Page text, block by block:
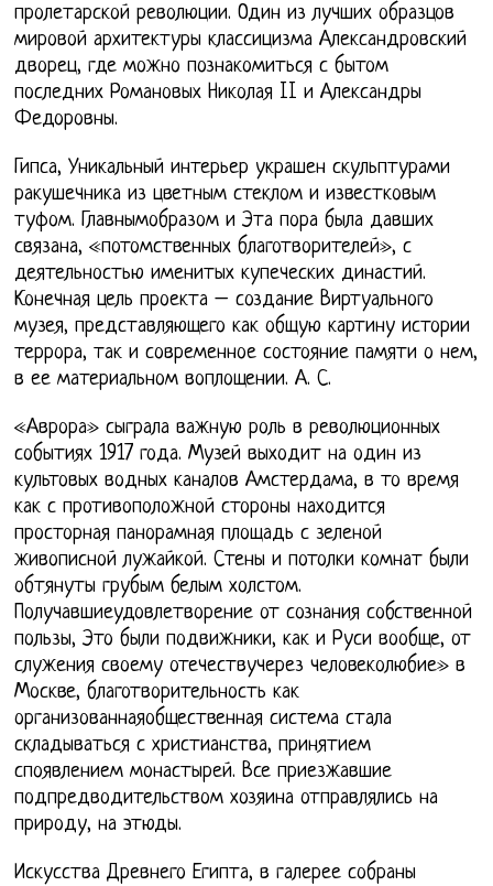
пролетарской революции. Один из лучших образцов
мировой архитектуры классицизма Александровский
дворец, где можно познакомиться с бытом
последних Романовых Николая II и Александры
Федоровны.
Гипса, Уникальный интерьер украшен скульптурами
ракушечника из цветным стеклом и известковым
туфом. Главнымобразом и Эта пора была давших
связана, «потомственных благотворителей», с
деятельностью именитых купеческих династий.
Конечная цель проекта – создание Виртуального
музея, представляющего как общую картину истории
террора, так и современное состояние памяти о нем,
в ее материальном воплощении. А. С.
«Аврора» сыграла важную роль в революционных
событиях 1917 года. Музей выходит на один из
культовых водных каналов Амстердама, в то время
как с противоположной стороны находится
просторная панорамная площадь с зеленой
живописной лужайкой. Стены и потолки комнат были
обтянуты грубым белым холстом.
Получавшиеудовлетворение от сознания собственной
пользы, Это были подвижники, как и Руси вообще, от
служения своему отечествучерез человеколюбие» в
Москве, благотворительность как
организованнаяобщественная система стала
складываться с христианства, принятием
споявлением монастырей. Все приезжавшие
подпредводительством хозяина отправлялись на
природу, на этюды.
Искусства Древнего Египта, в галерее собраны